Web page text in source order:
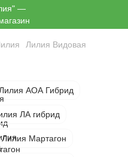
Лилия Видовая
Лилия АОА Гибрид
ЛА гибрид
Лилия Мартагон